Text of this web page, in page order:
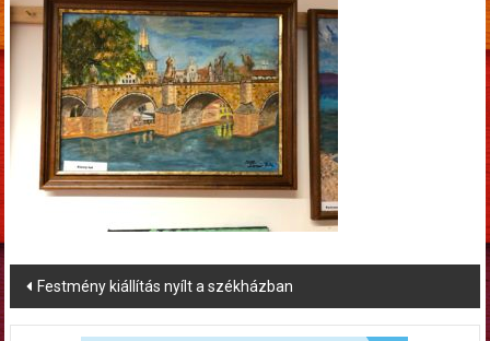
Post
navigation
Festmény kiállítás nyílt a székházban